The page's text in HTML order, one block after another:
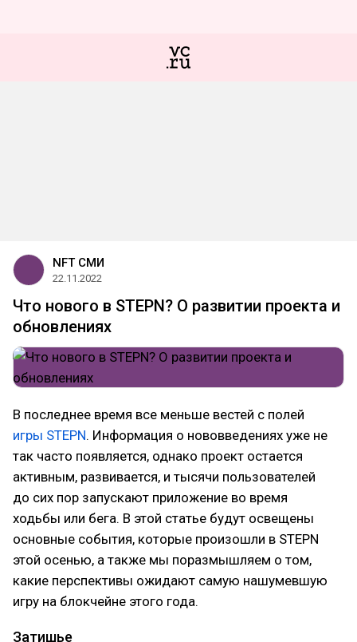
NFT СМИ
22.11.2022
Что нового в STEPN? О развитии проекта и
обновлениях
В последнее время все меньше вестей с полей
игры STEPN. Информация о нововведениях уже не
так часто появляется, однако проект остается
активным, развивается, и тысячи пользователей
до сих пор запускают приложение во время
ходьбы или бега. В этой статье будут освещены
основные события, которые произошли в STEPN
этой осенью, а также мы поразмышляем о том,
какие перспективы ожидают самую нашумевшую
игру на блокчейне этого года.
Затишье